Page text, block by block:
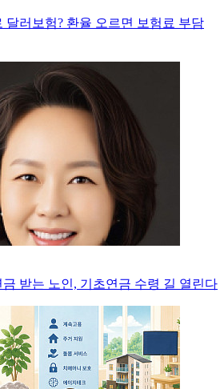
달러보험? 환율 오르면 보험료 부담
받는 노인, 기초연금 수령 길 열린다